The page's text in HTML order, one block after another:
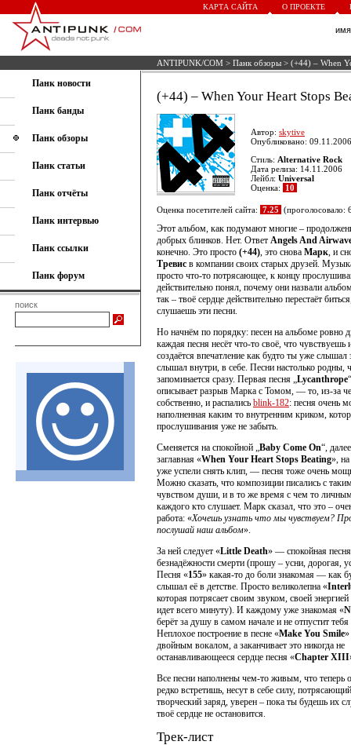
КАРТА САЙТА О ПРОЕКТЕ
ANTIPUNK/COM > Панк обзоры > (+44) – When
Панк новости
Панк банды
Панк обзоры
Панк статьи
Панк отчёты
Панк интервью
Панк ссылки
Панк форум
поиск
(+44) – When Your Heart Stops
Автор: skytive
Опубликовано:
Стиль: Alternative Rock
Дата релиза: 14.11.2006
Лейбл: Universal
Оценка:
10
Оценка посетителей сайта: 7.25 (проголосовало:
Этот альбом, как подумают многие –
добрых блинков. Нет. Ответ Angels And
конечно. Это просто (+44), это снова Марк, и
Тревис в компании своих старых друзей.
просто что-то потрясающее, к концу
действительно понял, почему они назвали
так – твоё сердце действительно перестаёт
слушаешь эти песни.
Но начнём по порядку: песен на альбоме ровно
каждая песня несёт что-то своё, что чувствуешь
создаётся впечатление как будто ты уже слышал
слышал внутри, в себе. Песни настолько родны,
запоминается сразу. Первая песня „Lycanthrope“
описывает разрыв Марка с Томом, — то, из-за
собственно, и распались blink-182: песня очень
наполненная каким то внутренним криком,
прослушивания уже не забыть.
Cменяется на спокойной „Baby Come On“,
заглавная «When Your Heart Stops Beating»,
уже успели снять клип, — песня тоже очень
Можно сказать, что композиции писались с
чувством души, и в то же время с чем то
каждого кто слушает. Марк сказал, что это –
работа: «Хочешь узнать что мы чувствуем?
послушай наш альбом».
За ней следует «Little Death» — спокойная
безнадёжности смерти (прошу – усни, дорогая,
Песня «155» какая-то до боли знакомая — как
слышал её в детстве. Просто великолепна «
которая потрясает своим звуком, своей
идет всего минуту). И каждому уже знакомая «
берёт за душу в самом начале и не отпустит тебя
Неплохое построение в песне «Make You Smile»
двойным вокалом, а заканчивает это никогда не
останавливающееся сердце песня «Chapter XIII
Все песни наполнены чем-то живым, что теперь
редко встретишь, несут в себе силу, потрясающий
творческий заряд, уверен – пока ты будешь их
твоё сердце не остановится.
Трек-лист